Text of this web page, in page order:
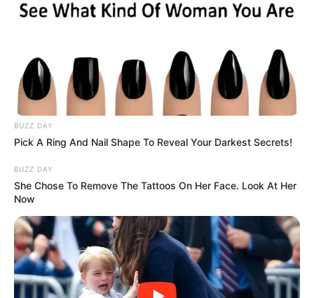
BUZZ DAY
Pick A Ring And Nail Shape To Reveal Your Darkest Secrets!
BUZZ DAY
She Chose To Remove The Tattoos On Her Face. Look At Her
Now